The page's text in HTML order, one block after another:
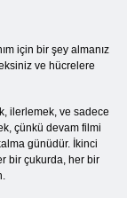
için bir şey almanız
ve hücrelere
ilerlemek, ve sadece
çünkü devam filmi
günüdür. İkinci
bir çukurda, her bir